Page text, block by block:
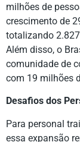
milhões de
crescimento de
totalizando
Além disso, o
comunidade de
com 19 milhões
Desafios dos
Para personal
essa expansão